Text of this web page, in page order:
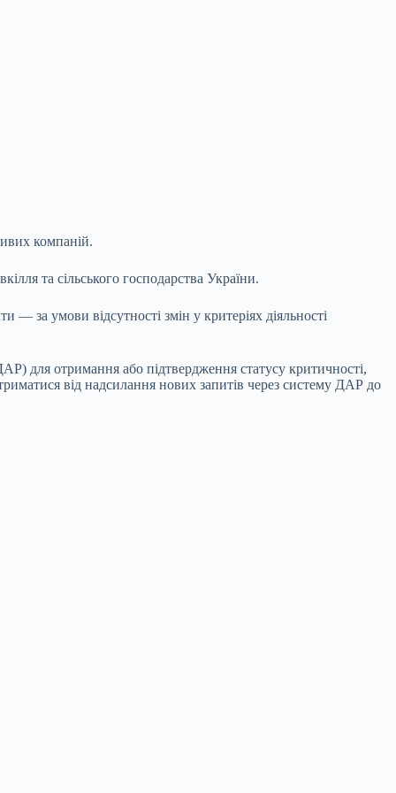
компаній.
та сільського господарства України.
— за умови відсутності змін у критеріях діяльності
для отримання або підтвердження статусу критичності,
від надсилання нових запитів через систему ДАР до